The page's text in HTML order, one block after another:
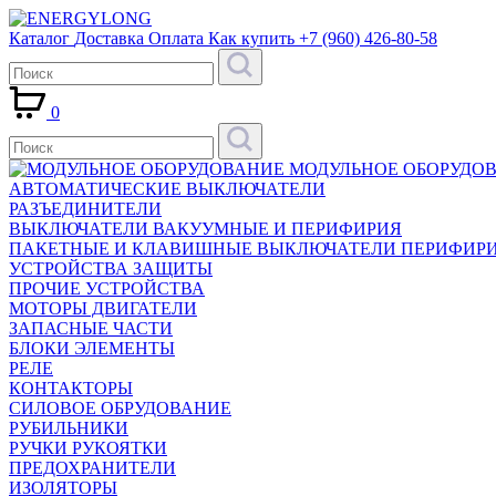
Каталог Доставка Оплата Как купить +7 (960) 426-80-58
0
МОДУЛЬНОЕ
АВТОМАТИЧЕСКИЕ ВЫКЛЮЧАТЕЛИ
РАЗЪЕДИНИТЕЛИ
ВЫКЛЮЧАТЕЛИ ВАКУУМНЫЕ И ПЕРИФИРИЯ
ПАКЕТНЫЕ И КЛАВИШНЫЕ ВЫКЛЮЧАТЕЛИ
УСТРОЙСТВА ЗАЩИТЫ
ПРОЧИЕ УСТРОЙСТВА
МОТОРЫ ДВИГАТЕЛИ
ЗАПАСНЫЕ ЧАСТИ
БЛОКИ ЭЛЕМЕНТЫ
РЕЛЕ
КОНТАКТОРЫ
СИЛОВОЕ ОБРУДОВАНИЕ
РУБИЛЬНИКИ
РУЧКИ РУКОЯТКИ
ПРЕДОХРАНИТЕЛИ
ИЗОЛЯТОРЫ